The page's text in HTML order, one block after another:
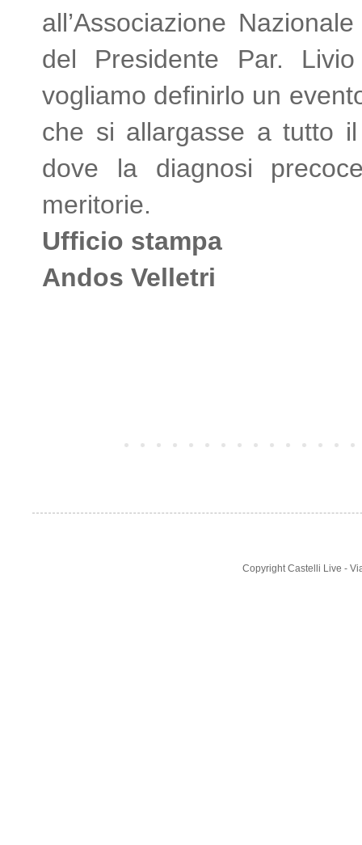
all’Associazione
del Presidente Par.
vogliamo definirlo un
che si allargasse a tutto
dove la diagnosi
meritorie.
Ufficio stampa
Andos Velletri
Copyright Castelli Live -